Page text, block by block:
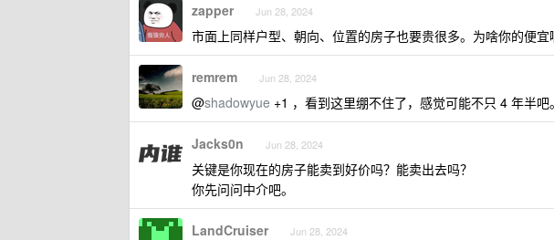
zapper Jun 28, 2024
市面上同样户型、朝向、位置的房子也要贵很多。为啥你的便宜
remrem Jun 28, 2024
@shadowyue +1 ，看到这里绷不住了，感觉可能不只 4 年半吧。
Jacks0n Jun 28, 2024
关键是你现在的房子能卖到好价吗？能卖出去吗？
你先问问中介吧。
LandCruiser Jun 28, 2024